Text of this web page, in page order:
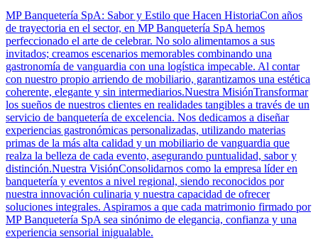
MP Banquetería SpA: Sabor y Estilo que Hacen HistoriaCon años
de trayectoria en el sector, en MP Banquetería SpA hemos
perfeccionado el arte de celebrar. No solo alimentamos a sus
invitados; creamos escenarios memorables combinando una
gastronomía de vanguardia con una logística impecable. Al contar
con nuestro propio arriendo de mobiliario, garantizamos una estética
coherente, elegante y sin intermediarios.Nuestra MisiónTransformar
los sueños de nuestros clientes en realidades tangibles a través de un
servicio de banquetería de excelencia. Nos dedicamos a diseñar
experiencias gastronómicas personalizadas, utilizando materias
primas de la más alta calidad y un mobiliario de vanguardia que
realza la belleza de cada evento, asegurando puntualidad, sabor y
distinción.Nuestra VisiónConsolidarnos como la empresa líder en
banquetería y eventos a nivel regional, siendo reconocidos por
nuestra innovación culinaria y nuestra capacidad de ofrecer
soluciones integrales. Aspiramos a que cada matrimonio firmado por
MP Banquetería SpA sea sinónimo de elegancia, confianza y una
experiencia sensorial inigualable.